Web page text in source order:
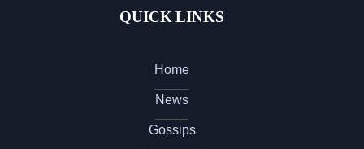
QUICK LINKS
Home
News
Gossips